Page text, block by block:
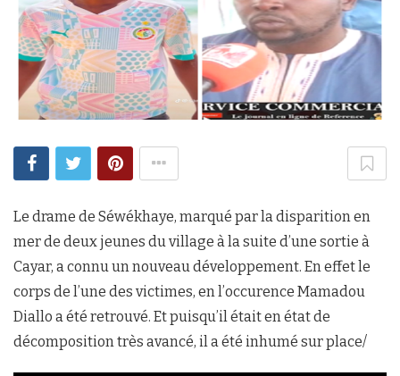
Le drame de Séwékhaye, marqué par la disparition en
mer de deux jeunes du village à la suite d’une sortie à
Cayar, a connu un nouveau développement. En effet le
corps de l’une des victimes, en l’occurence Mamadou
Diallo a été retrouvé. Et puisqu’il était en état de
décomposition très avancé, il a été inhumé sur place/